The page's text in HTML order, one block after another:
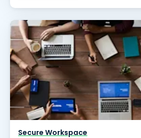
Secure Workspace